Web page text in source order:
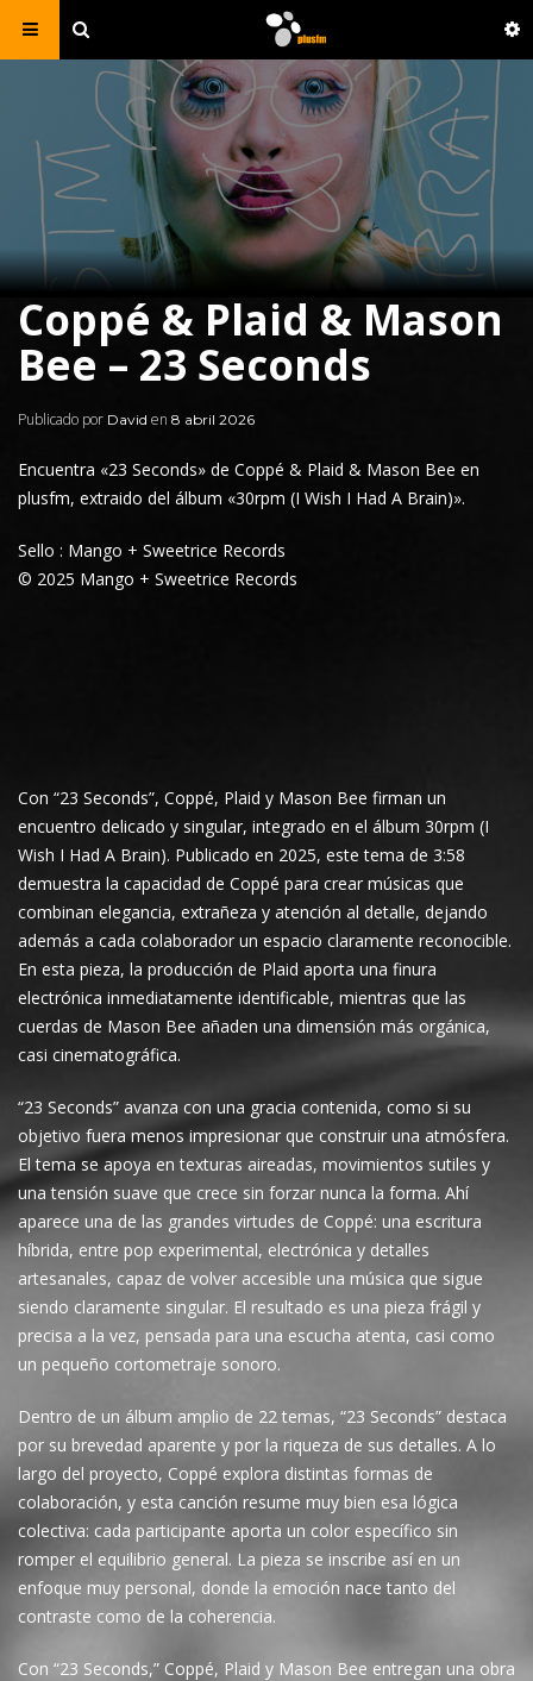
Coppé & Plaid & Mason
Bee – 23 Seconds
Publicado por David en 8 abril 2026
Encuentra «23 Seconds» de Coppé & Plaid & Mason Bee en
plusfm, extraido del álbum «30rpm (I Wish I Had A Brain)».
Sello : Mango + Sweetrice Records
© 2025 Mango + Sweetrice Records
Con “23 Seconds”, Coppé, Plaid y Mason Bee firman un
encuentro delicado y singular, integrado en el álbum 30rpm (I
Wish I Had A Brain). Publicado en 2025, este tema de 3:58
demuestra la capacidad de Coppé para crear músicas que
combinan elegancia, extrañeza y atención al detalle, dejando
además a cada colaborador un espacio claramente reconocible.
En esta pieza, la producción de Plaid aporta una finura
electrónica inmediatamente identificable, mientras que las
cuerdas de Mason Bee añaden una dimensión más orgánica,
casi cinematográfica.
“23 Seconds” avanza con una gracia contenida, como si su
objetivo fuera menos impresionar que construir una atmósfera.
El tema se apoya en texturas aireadas, movimientos sutiles y
una tensión suave que crece sin forzar nunca la forma. Ahí
aparece una de las grandes virtudes de Coppé: una escritura
híbrida, entre pop experimental, electrónica y detalles
artesanales, capaz de volver accesible una música que sigue
siendo claramente singular. El resultado es una pieza frágil y
precisa a la vez, pensada para una escucha atenta, casi como
un pequeño cortometraje sonoro.
Dentro de un álbum amplio de 22 temas, “23 Seconds” destaca
por su brevedad aparente y por la riqueza de sus detalles. A lo
largo del proyecto, Coppé explora distintas formas de
colaboración, y esta canción resume muy bien esa lógica
colectiva: cada participante aporta un color específico sin
romper el equilibrio general. La pieza se inscribe así en un
enfoque muy personal, donde la emoción nace tanto del
contraste como de la coherencia.
Con “23 Seconds,” Coppé, Plaid y Mason Bee entregan una obra